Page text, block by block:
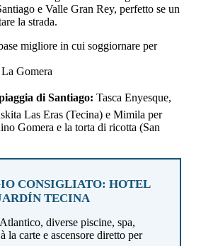
e Valle Gran Rey, perfetto se un
la strada.
Gomera
di Santiago: Tasca Enyesque,
Las Eras (Tecina) e Mimila per
Gomera e la torta di ricotta (San
CONSIGLIATO: HOTEL
TECINA
diverse piscine, spa,
la carte e ascensore diretto per